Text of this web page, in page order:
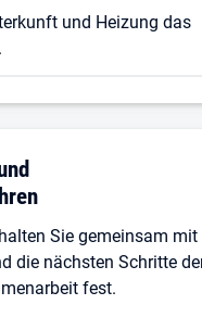
und Heizung das
Sie gemeinsam mit
die nächsten Schritte
fest.